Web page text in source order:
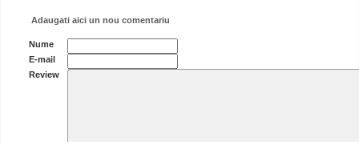
Adaugati aici un nou comentariu
Nume
E-mail
Review